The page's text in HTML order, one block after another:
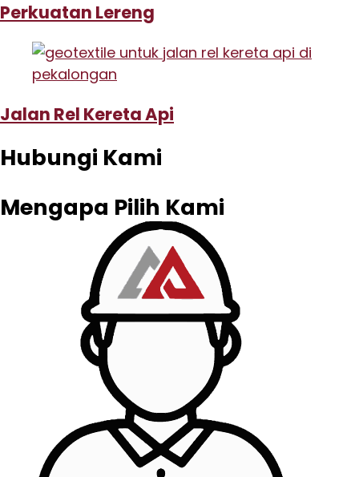
Perkuatan Lereng
Jalan Rel Kereta Api
Hubungi Kami
Mengapa Pilih Kami